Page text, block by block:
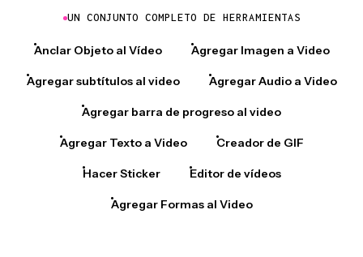
UN CONJUNTO COMPLETO DE HERRAMIENTAS
Anclar Objeto al Vídeo Agregar Imagen a Video
Agregar subtítulos al video Agregar Audio a Video
Agregar barra de progreso al video
Agregar Texto a Video Creador de GIF
Hacer Sticker Editor de vídeos
Agregar Formas al Video